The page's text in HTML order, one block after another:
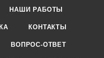
НАШИ РАБОТЫ
КОНТАКТЫ
ВОПРОС-ОТВЕТ